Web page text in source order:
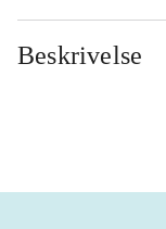
Beskrivelse